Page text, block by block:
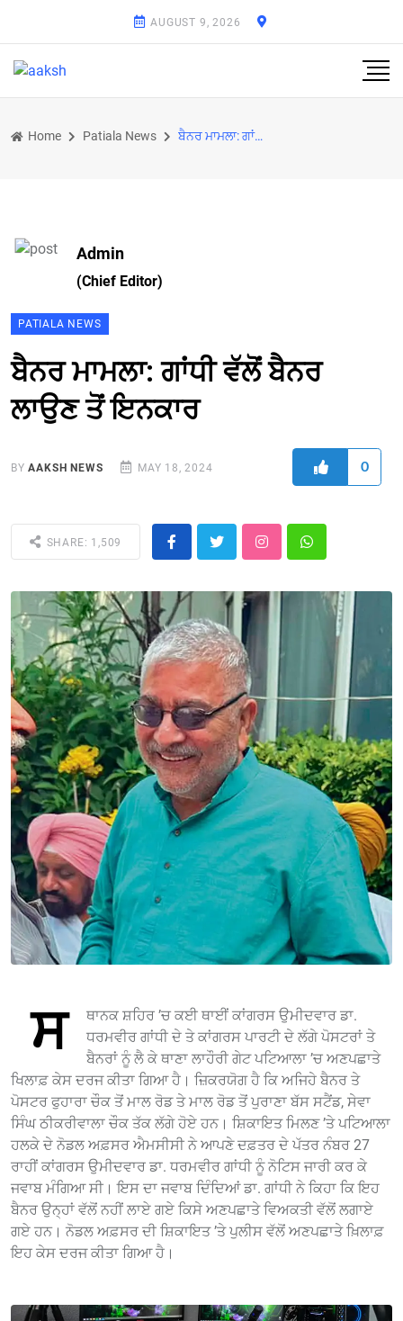
AUGUST 9, 2026
Home Patiala News ਬੈਨਰ ਮਾਮਲਾ: ਗਾਂਧੀ ਵੱਲੋਂ ਬੈਨਰ ਲਾਉਣ ਤੋਂ ਇਨਕਾਰ
Admin
(Chief Editor)
PATIALA NEWS
ਬੈਨਰ ਮਾਮਲਾ: ਗਾਂਧੀ ਵੱਲੋਂ ਬੈਨਰ
ਲਾਉਣ ਤੋਂ ਇਨਕਾਰ
BYAAKSH NEWS MAY 18, 2024 0
SHARE: 1,509
ਸ
ਥਾਨਕ ਸ਼ਹਿਰ ’ਚ ਕਈ ਥਾਈਂ ਕਾਂਗਰਸ ਉਮੀਦਵਾਰ ਡਾ.
ਧਰਮਵੀਰ ਗਾਂਧੀ ਦੇ ਤੇ ਕਾਂਗਰਸ ਪਾਰਟੀ ਦੇ ਲੱਗੇ ਪੋਸਟਰਾਂ ਤੇ
ਬੈਨਰਾਂ ਨੂੰ ਲੈ ਕੇ ਥਾਣਾ ਲਾਹੌਰੀ ਗੇਟ ਪਟਿਆਲਾ ’ਚ ਅਣਪਛਾਤੇ
ਖਿਲਾਫ਼ ਕੇਸ ਦਰਜ ਕੀਤਾ ਗਿਆ ਹੈ। ਜ਼ਿਕਰਯੋਗ ਹੈ ਕਿ ਅਜਿਹੇ ਬੈਨਰ ਤੇ
ਪੋਸਟਰ ਫੁਹਾਰਾ ਚੌਕ ਤੋਂ ਮਾਲ ਰੋਡ ਤੇ ਮਾਲ ਰੋਡ ਤੋਂ ਪੁਰਾਣਾ ਬੱਸ ਸਟੈਂਡ, ਸੇਵਾ
ਸਿੰਘ ਠੀਕਰੀਵਾਲਾ ਚੌਕ ਤੱਕ ਲੱਗੇ ਹੋਏ ਹਨ। ਸ਼ਿਕਾਇਤ ਮਿਲਣ ’ਤੇ ਪਟਿਆਲਾ
ਹਲਕੇ ਦੇ ਨੋਡਲ ਅਫ਼ਸਰ ਐਮਸੀਸੀ ਨੇ ਆਪਣੇ ਦਫ਼ਤਰ ਦੇ ਪੱਤਰ ਨੰਬਰ 27
ਰਾਹੀਂ ਕਾਂਗਰਸ ਉਮੀਦਵਾਰ ਡਾ. ਧਰਮਵੀਰ ਗਾਂਧੀ ਨੂੰ ਨੋਟਿਸ ਜਾਰੀ ਕਰ ਕੇ
ਜਵਾਬ ਮੰਗਿਆ ਸੀ। ਇਸ ਦਾ ਜਵਾਬ ਦਿੰਦਿਆਂ ਡਾ. ਗਾਂਧੀ ਨੇ ਕਿਹਾ ਕਿ ਇਹ
ਬੈਨਰ ਉਨ੍ਹਾਂ ਵੱਲੋਂ ਨਹੀਂ ਲਾਏ ਗਏ ਕਿਸੇ ਅਣਪਛਾਤੇ ਵਿਅਕਤੀ ਵੱਲੋਂ ਲਗਾਏ
ਗਏ ਹਨ। ਨੋਡਲ ਅਫ਼ਸਰ ਦੀ ਸ਼ਿਕਾਇਤ ’ਤੇ ਪੁਲੀਸ ਵੱਲੋਂ ਅਣਪਛਾਤੇ ਖ਼ਿਲਾਫ਼
ਇਹ ਕੇਸ ਦਰਜ ਕੀਤਾ ਗਿਆ ਹੈ।